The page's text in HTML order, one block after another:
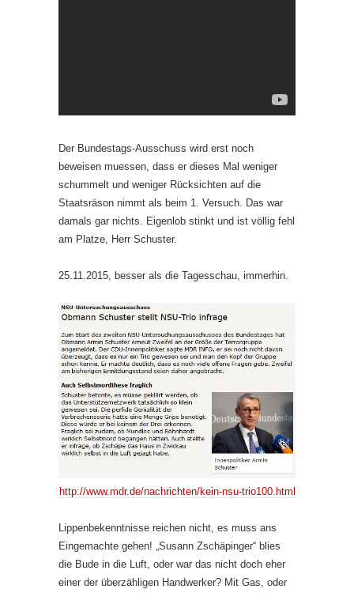
Der Bundestags-Ausschuss wird erst noch
beweisen muessen, dass er dieses Mal weniger
schummelt und weniger Rücksichten auf die
Staatsräson nimmt als beim 1. Versuch. Das war
damals gar nichts. Eigenlob stinkt und ist völlig fehl
am Platze, Herr Schuster.
25.11.2015, besser als die Tagesschau, immerhin.
http://www.mdr.de/nachrichten/kein-nsu-trio100.html
Lippenbekenntnisse reichen nicht, es muss ans
Eingemachte gehen! „Susann Zschäpinger“ blies
die Bude in die Luft, oder war das nicht doch eher
einer der überzähligen Handwerker? Mit Gas, oder